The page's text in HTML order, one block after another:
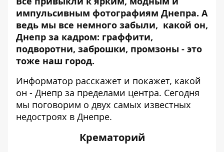
импульсивным фотографиям Днепра. А
ведь мы все немного забыли, какой он,
Днепр за кадром: граффити,
подворотни, заброшки, промзоны - это
тоже наш город.
Информатор расскажет и покажет, какой
он - Днепр за пределами центра. Сегодня
мы поговорим о двух самых известных
недостроях в Днепре.
Крематорий